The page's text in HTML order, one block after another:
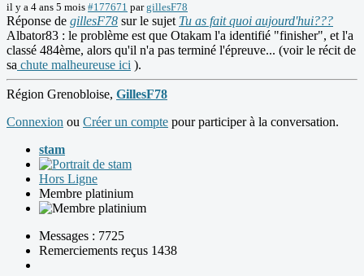
il y a 4 ans 5 mois #177671 pargillesF78
Réponse de gillesF78 sur le sujet Tu as fait quoi aujourd'hui???
Albator83 : le problème est que Otakam l'a identifié "finisher", et l'a
classé 484ème, alors qu'il n'a pas terminé l'épreuve... (voir le récit de
sa chute malheureuse ici ).
Région Grenobloise, GillesF78
Connexion ou Créer un compte pour participer à la conversation.
stam
Hors Ligne
Membre platinium
Messages : 7725
Remerciements reçus 1438